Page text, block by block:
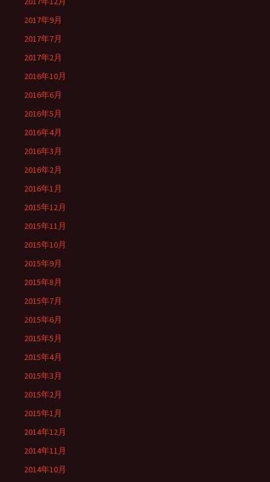
2017年9月
2017年7月
2017年2月
2016年10月
2016年6月
2016年5月
2016年4月
2016年3月
2016年2月
2016年1月
2015年12月
2015年11月
2015年10月
2015年9月
2015年8月
2015年7月
2015年6月
2015年5月
2015年4月
2015年3月
2015年2月
2015年1月
2014年12月
2014年11月
2014年10月